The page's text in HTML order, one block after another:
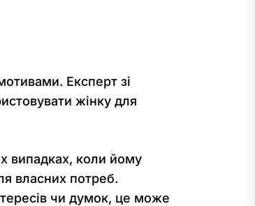
Експерт зі
жінку для
випадках, коли йому
власних потреб.
чи думок, це може